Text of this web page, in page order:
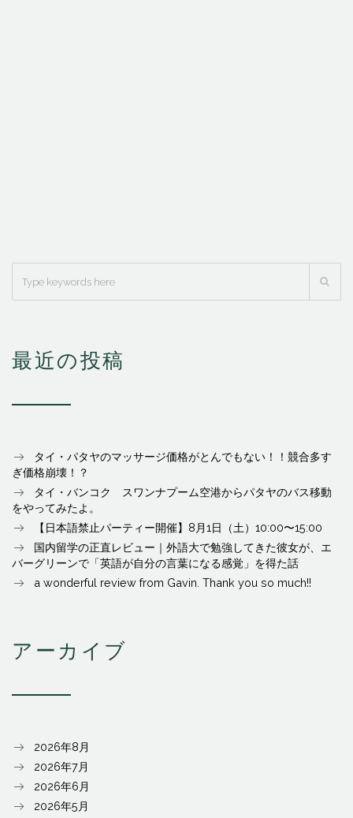
最近の投稿
タイ・パタヤのマッサージ価格がとんでもない！！競合多す
ぎ価格崩壊！？
タイ・バンコク スワンナプーム空港からパタヤのバス移動
をやってみたよ。
【日本語禁止パーティー開催】8月1日（土）10:00〜15:00
国内留学の正直レビュー｜外語大で勉強してきた彼女が、エ
バーグリーンで「英語が自分の言葉になる感覚」を得た話
a wonderful review from Gavin. Thank you so much!!
アーカイブ
2026年8月
2026年7月
2026年6月
2026年5月